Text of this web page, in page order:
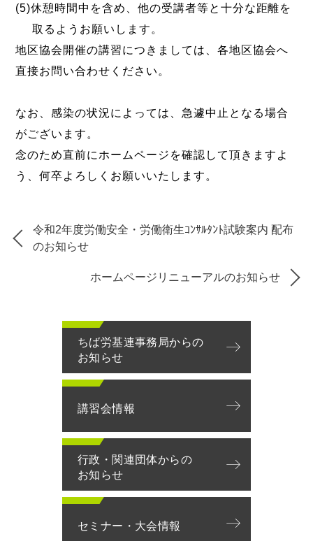
(5)休憩時間中を含め、他の受講者等と十分な距離を
取るようお願いします。
地区協会開催の講習につきましては、各地区協会へ
直接お問い合わせください。
なお、感染の状況によっては、急遽中止となる場合
がございます。
念のため直前にホームページを確認して頂きますよ
う、何卒よろしくお願いいたします。
令和2年度労働安全・労働衛生ｺﾝｻﾙﾀﾝﾄ試験案内 配布
のお知らせ
ホームページリニューアルのお知らせ
ちば労基連事務局からの
お知らせ
講習会情報
行政・関連団体からの
お知らせ
セミナー・大会情報